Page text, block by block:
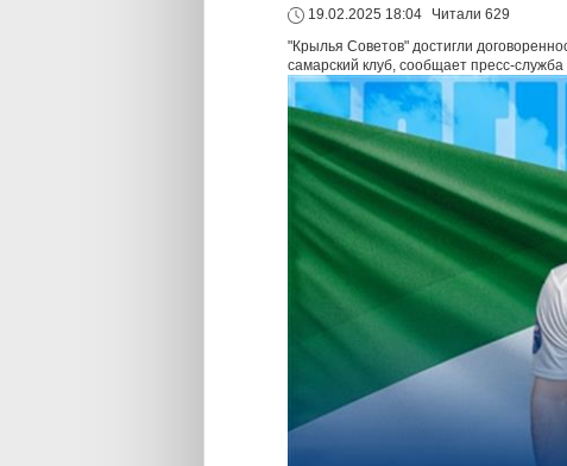
19.02.2025 18:04
Читали 629
"Крылья Советов" достигли
самарский клуб, сообщает пресс-